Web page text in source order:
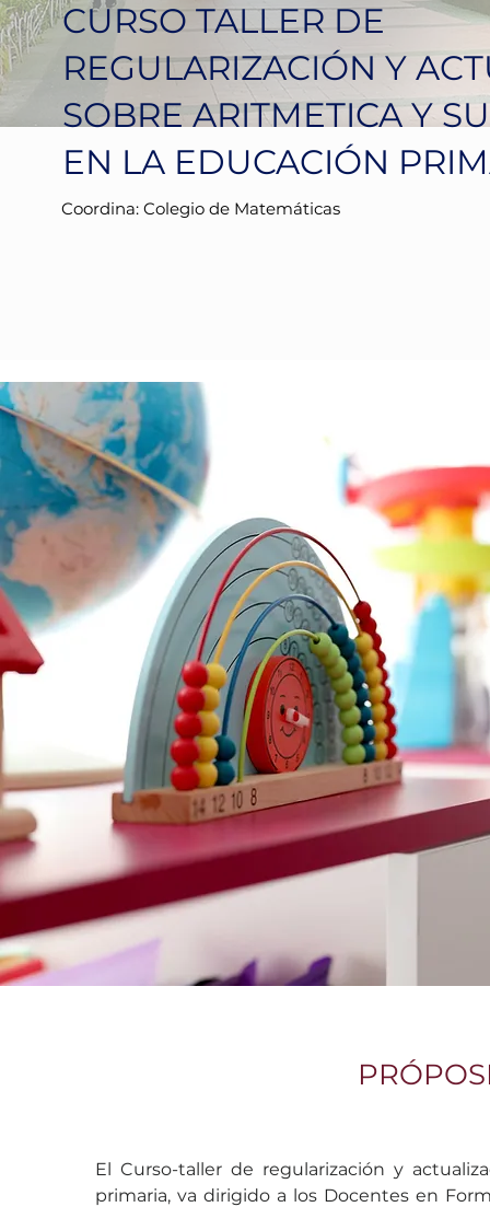
CURSO TALLER DE
REGULARIZACIÓN Y
SOBRE ARITMETICA Y
EN LA EDUCACIÓN
Coordina: Colegio de Matemáticas
El Curso-taller de regularización y
primaria, va dirigido a los Docentes en